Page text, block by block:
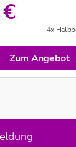
4x
Zum Angebot